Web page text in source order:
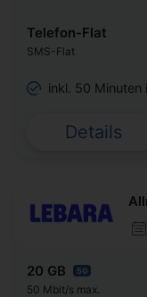
Telefon-Flat
SMS-Flat
inkl. 50 Minuten
Details
20 GB 5G
50 Mbit/s max.